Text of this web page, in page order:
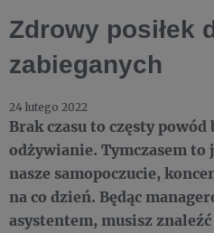
Zdrowy posiłek
zabieganych
24 lutego 2022
Brak czasu to częsty
odżywianie. Tymczasem to
nasze samopoczucie,
na co dzień. Będąc
asystentem, musisz znaleźć